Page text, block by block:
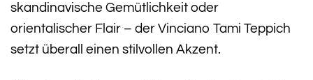
skandinavische Gemütlichkeit oder
orientalischer Flair – der Vinciano Tami Teppich
setzt überall einen stilvollen Akzent.